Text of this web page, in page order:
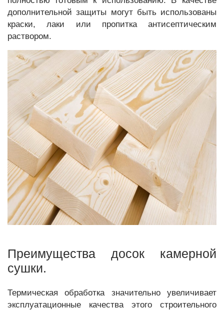
дополнительной защиты могут быть использованы
краски, лаки или пропитка антисептическим
раствором.
Преимущества досок камерной
сушки.
Термическая обработка значительно увеличивает
эксплуатационные качества этого строительного